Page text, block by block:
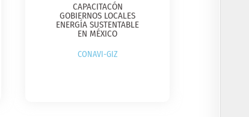
CAPACITACÓN
GOBIERNOS LOCALES
ENERGÍA SUSTENTABLE
EN MÉXICO
CONAVI-GIZ